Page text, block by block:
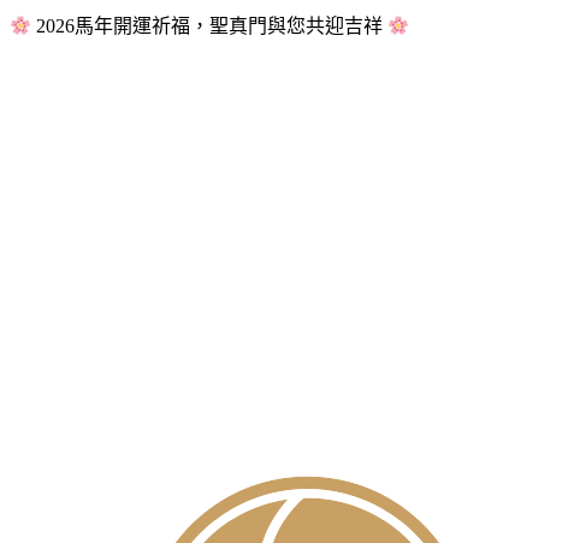
2026馬年開運祈福，聖真門與您共迎吉祥